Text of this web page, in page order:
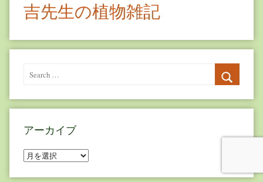
吉先生の植物雑記
Search
アーカイブ
ア